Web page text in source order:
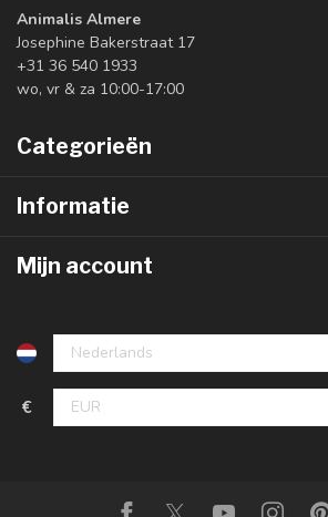
Animalis Almere
Josephine Bakerstraat 17
+31 36 540 1933
wo, vr & za 10:00-17:00
Categorieën
Informatie
Mijn account
€